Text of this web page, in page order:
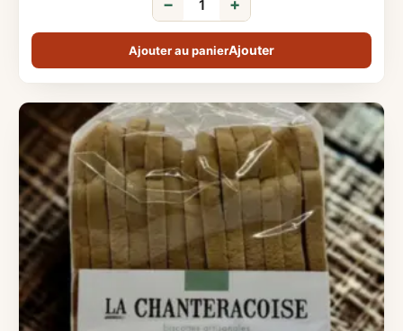
− +
Ajouter au panier